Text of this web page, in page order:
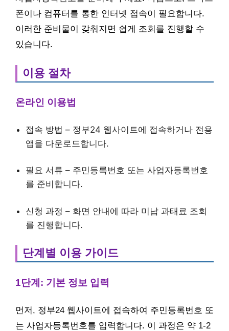
폰이나 컴퓨터를 통한 인터넷 접속이 필요합니다.
이러한 준비물이 갖춰지면 쉽게 조회를 진행할 수
있습니다.
이용 절차
온라인 이용법
접속 방법 – 정부24 웹사이트에 접속하거나 전용
앱을 다운로드합니다.
필요 서류 – 주민등록번호 또는 사업자등록번호
를 준비합니다.
신청 과정 – 화면 안내에 따라 미납 과태료 조회
를 진행합니다.
단계별 이용 가이드
1단계: 기본 정보 입력
먼저, 정부24 웹사이트에 접속하여 주민등록번호 또
는 사업자등록번호를 입력합니다. 이 과정은 약 1-2